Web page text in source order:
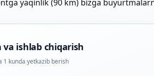
yaqinlik (90 km) bizga
va ishlab chiqarish
1 kunda yetkazib berish